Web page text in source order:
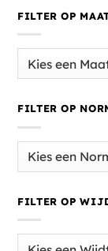
FILTER OP
FILTER OP
FILTER OP